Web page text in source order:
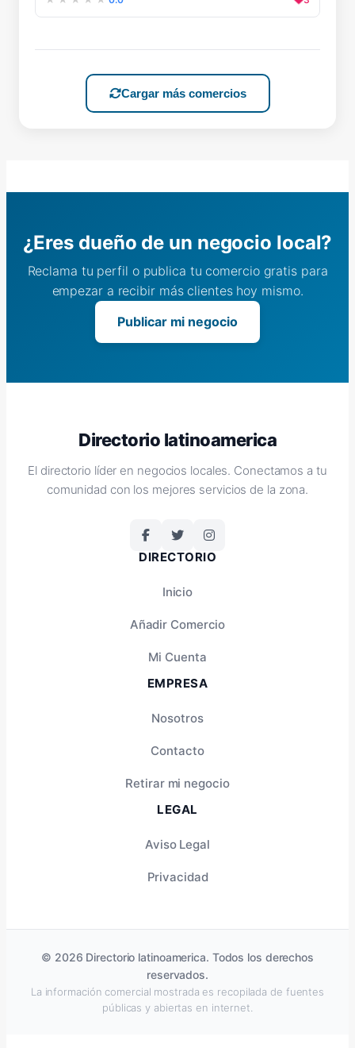
Cargar más comercios
¿Eres dueño de un negocio local?
Reclama tu perfil o publica tu comercio gratis para
empezar a recibir más clientes hoy mismo.
Publicar mi negocio
Directorio latinoamerica
El directorio líder en negocios locales. Conectamos a tu
comunidad con los mejores servicios de la zona.
DIRECTORIO
Inicio
Añadir Comercio
Mi Cuenta
EMPRESA
Nosotros
Contacto
Retirar mi negocio
LEGAL
Aviso Legal
Privacidad
© 2026 Directorio latinoamerica. Todos los derechos
reservados.
La información comercial mostrada es recopilada de fuentes
públicas y abiertas en internet.